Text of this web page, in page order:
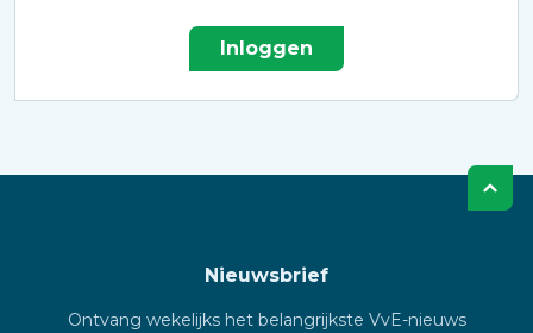
Inloggen
Nieuwsbrief
Ontvang wekelijks het belangrijkste VvE-nieuws